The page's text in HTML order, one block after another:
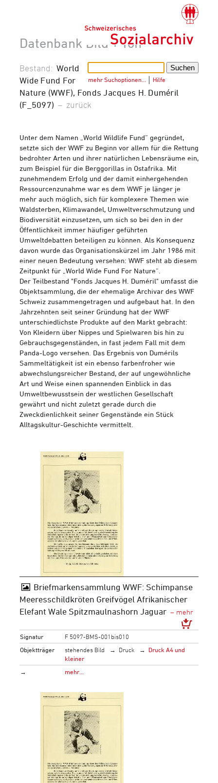
Datenbank Bild + Ton
mehr Suchoptionen… Hilfe
Bestand: World
Wide Fund For
Nature (WWF), Fonds Jacques H. Duméril
(F_5097) – zurück
Unter dem Namen „World Wildlife Fund“ gegründet,
setzte sich der WWF zu Beginn vor allem für die Rettung
bedrohter Arten und ihrer natürlichen Lebensräume ein,
zum Beispiel für die Berggorillas in Ostafrika. Mit
zunehmendem Erfolg und der damit einhergehenden
Ressourcenzunahme war es dem WWF je länger je
mehr auch möglich, sich für komplexere Themen wie
Waldsterben, Klimawandel, Umweltverschmutzung und
Biodiversität einzusetzen, um sich so bei den in der
Öffentlichkeit immer häufiger geführten
Umweltdebatten beteiligen zu können. Als Konsequenz
davon wurde das Organisationskürzel im Jahr 1986 mit
einer neuen Bedeutung versehen: WWF steht ab diesem
Zeitpunkt für „World Wide Fund For Nature“.
Der Teilbestand "Fonds Jacques H. Duméril" umfasst die
Objektsammlung, die der ehemalige Archivar des WWF
Schweiz zusammengetragen und aufgebaut hat. In den
Jahrzehnten seit seiner Gründung hat der WWF
unterschiedlichste Produkte auf den Markt gebracht:
Von Kleidern über Nippes und Spielwaren bis hin zu
Gebrauchsgegenständen, in fast jedem Fall mit dem
Panda-Logo versehen. Das Ergebnis von Dumérils
Sammeltätigkeit ist ein ebenso farbenfroher wie
abwechslungsreicher Bestand, der auf ungewöhnliche
Art und Weise einen spannenden Einblick in das
Umweltbewusstsein der westlichen Gesellschaft
gewährt und nicht zuletzt gerade durch die
Zweckdienlichkeit seiner Gegenstände ein Stück
Alltagskultur-Geschichte vermittelt.
Briefmarkensammlung WWF: Schimpanse
Meeresschildkröten Greifvögel Afrikanischer
Elefant Wale Spitzmaulnashorn Jaguar
Signatur
F 5097-BMS-001bis010
Objektträger
stehendes Bild Druck
Druck A4 und
kleiner
→
mehr…